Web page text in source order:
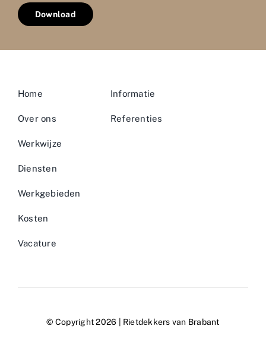
Download
Home
Over ons
Werkwijze
Diensten
Werkgebieden
Kosten
Vacature
Informatie
Referenties
© Copyright 2026 | Rietdekkers van Brabant